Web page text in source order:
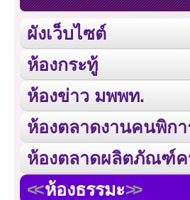
ผังเว็บไซต์
ห้องกระทู้
ห้องข่าว มพพท.
ห้องตลาดงานคนพิกา
ห้องตลาดผลิตภัณฑ์ค
ห้องธรรมะ